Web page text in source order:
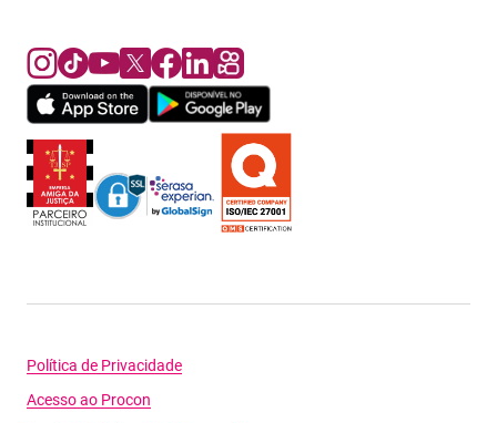
Política de Privacidade
Acesso ao Procon